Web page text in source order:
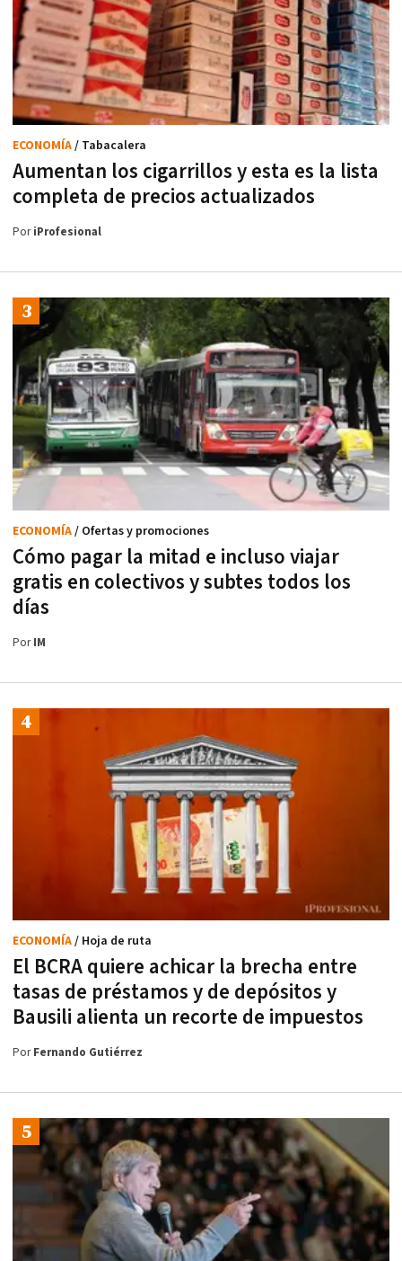
Aumentan los cigarrillos y esta es la lista
completa de precios actualizados
ECONOMÍA/ Tabacalera
PoriProfesional
Cómo pagar la mitad e incluso viajar
gratis en colectivos y subtes todos los
días
ECONOMÍA/ Ofertas y promociones
PorIM
El BCRA quiere achicar la brecha entre
tasas de préstamos y de depósitos y
Bausili alienta un recorte de impuestos
ECONOMÍA/ Hoja de ruta
PorFernando Gutiérrez